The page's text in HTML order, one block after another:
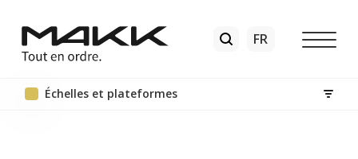
Échelles et plateformes